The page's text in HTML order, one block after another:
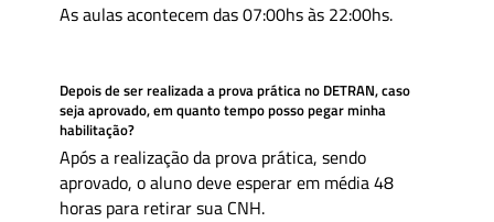
As aulas acontecem das 07:00hs às 22:00hs.
Depois de ser realizada a prova prática no DETRAN, caso
seja aprovado, em quanto tempo posso pegar minha
habilitação?
Após a realização da prova prática, sendo
aprovado, o aluno deve esperar em média 48
horas para retirar sua CNH.